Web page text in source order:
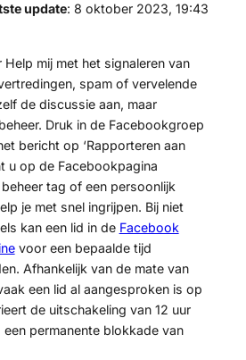
update: 8 oktober 2023, 19:43
mij met het signaleren van
spam of vervelende
de discussie aan, maar
Druk in de Facebookgroep
bericht op ‘Rapporteren aan
u op de Facebookpagina
tag of een persoonlijk
je met snel ingrijpen. Bij niet
kan een lid in de Facebook
voor een bepaalde tijd
Afhankelijk van de mate van
een lid al aangesproken is op
de uitschakeling van 12 uur
permanente blokkade van